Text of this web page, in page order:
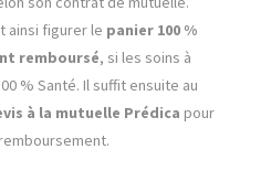
ainsi figurer le panier 100 %
remboursé, si les soins à
% Santé. Il suffit ensuite au
à la mutuelle Prédica pour